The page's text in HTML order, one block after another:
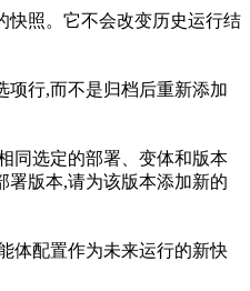
快照。它不会改变历史运行结
项行,而不是归档后重新添加
同选定的部署、变体和版本
署版本,请为该版本添加新的
体配置作为未来运行的新快